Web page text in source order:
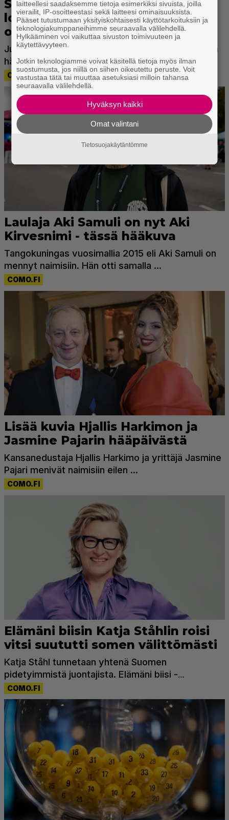
laitteellesi saadaksemme tietoja esimerkiksi sivuista, joilla
vierailit, IP-osoitteestasi sekä laitteesi ominaisuuksista.
Pääset tutustumaan yksityiskohtaisesti käyttötarkoituksiin ja
teknologiakumppaneihimme seuraavalla välilehdellä.
Hylkääminen voi vaikuttaa sivuston toimivuuteen ja
käytettävyyteen.
Jotkin teknologiamme voivat käsitellä tietoja myös ilman
suostumusta, jos niillä on siihen oikeutettu peruste. Voit
vastustaa tätä tai muuttaa asetuksiasi milloin tahansa
seuraavalla välilehdellä.
Hyväksyn kaikki
Omat valintani
Tietosuojakäytäntömme